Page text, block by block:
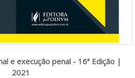
e execução penal - 16ª Edição |
2021